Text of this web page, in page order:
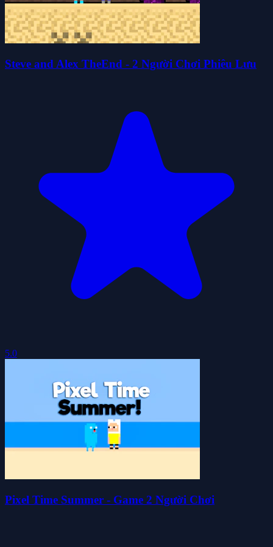
Steve and Alex TheEnd - 2 Người Chơi Phiêu Lưu
5.0
Pixel Time Summer - Game 2 Người Chơi